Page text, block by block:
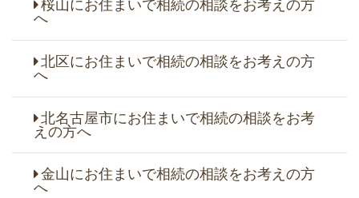
桜山にお住まいで相続の相談をお考えの方
へ
北区にお住まいで相続の相談をお考えの方
へ
北名古屋市にお住まいで相続の相談をお考
えの方へ
金山にお住まいで相続の相談をお考えの方
へ